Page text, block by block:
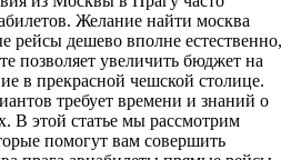
Желание найти москва
рейсы дешево вполне естественно,
позволяет увеличить бюджет на
в прекрасной чешской столице.
требует времени и знаний о
В этой статье мы рассмотрим
помогут вам совершить